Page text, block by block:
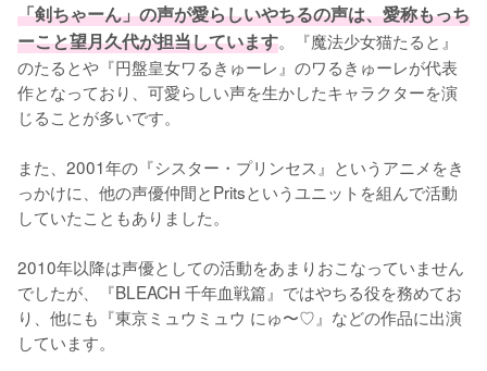
「剣ちゃーん」の声が愛らしいやちるの声は、愛称もっち
ーこと望月久代が担当しています。『魔法少女猫たると』
のたるとや『円盤皇女ワるきゅーレ』のワるきゅーレが代表
作となっており、可愛らしい声を生かしたキャラクターを演
じることが多いです。
また、2001年の『シスター・プリンセス』というアニメをき
っかけに、他の声優仲間とPritsというユニットを組んで活動
していたこともありました。
2010年以降は声優としての活動をあまりおこなっていません
でしたが、『BLEACH 千年血戦篇』ではやちる役を務めてお
り、他にも『東京ミュウミュウ にゅ〜♡』などの作品に出演
しています。